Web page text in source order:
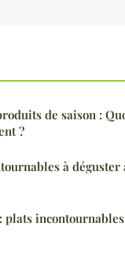
de saison :
?
à déguster
plats